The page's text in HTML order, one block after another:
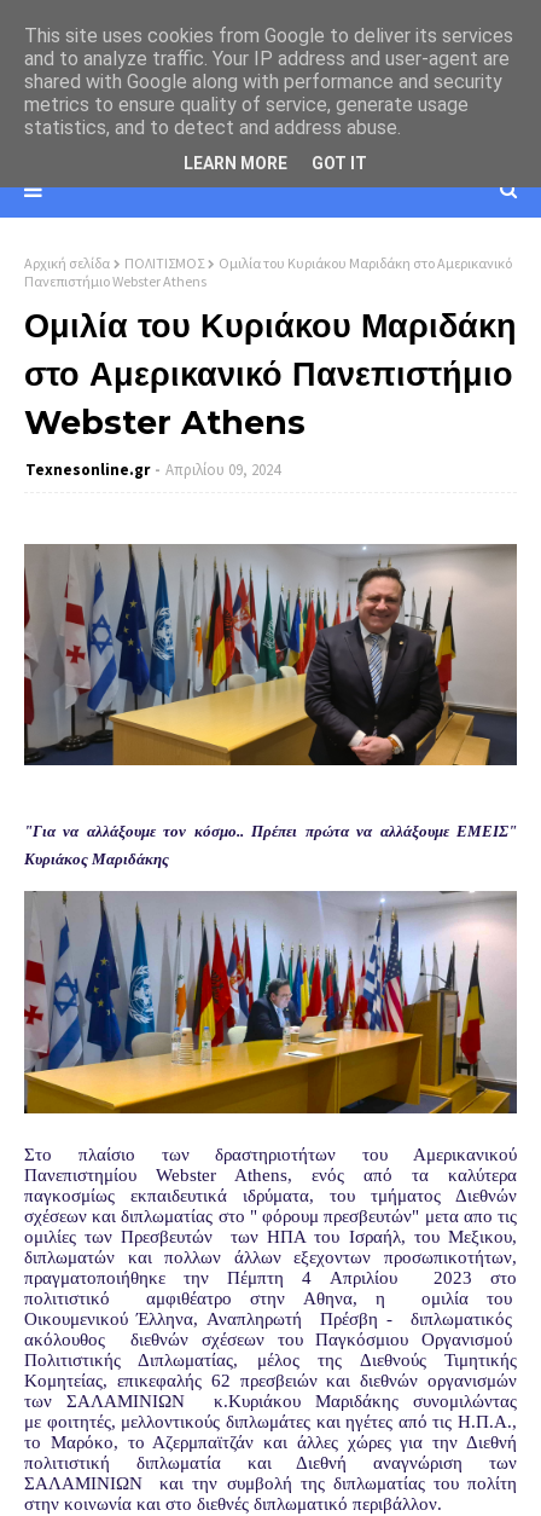
Αρχική σελίδα ΠΟΛΙΤΙΣΜΟΣ
Ομιλία του Κυριάκου Μαριδάκη στο Αμερικανικό
Πανεπιστήμιο Webster Athens
Ομιλία του Κυριάκου Μαριδάκη
στο Αμερικανικό Πανεπιστήμιο
Webster Athens
Texnesοnline.gr Απριλίου 09, 2024
"Για να αλλάξουμε τον κόσμο.. Πρέπει πρώτα να αλλάξουμε ΕΜΕΙΣ"
Κυριάκος Μαριδάκης
Στο πλαίσιο των δραστηριοτήτων του Αμερικανικού
Πανεπιστημίου Webster Athens, ενός από τα καλύτερα
παγκοσμίως εκπαιδευτικά ιδρύματα, του τμήματος Διεθνών
σχέσεων και διπλωματίας στο " φόρουμ πρεσβευτών" μετα απο τις
ομιλίες των Πρεσβευτών των ΗΠΑ του Ισραήλ, του Μεξικου,
διπλωματών και πολλων άλλων εξεχοντων προσωπικοτήτων,
πραγματοποιήθηκε την Πέμπτη 4 Απριλίου 2023 στο
πολιτιστικό αμφιθέατρο στην Αθηνα, η ομιλία του
Οικουμενικού Έλληνα, Αναπληρωτή Πρέσβη - διπλωματικός
ακόλουθος διεθνών σχέσεων του Παγκόσμιου Οργανισμού
Πολιτιστικής Διπλωματίας, μέλος της Διεθνούς Τιμητικής
Κομητείας, επικεφαλής 62 πρεσβειών και διεθνών οργανισμών
των ΣΑΛΑΜΙΝΙΩΝ κ.Κυριάκου Μαριδάκης συνομιλώντας
με φοιτητές, μελλοντικούς διπλωμάτες και ηγέτες από τις Η.Π.Α.,
το Μαρόκο, το Αζερμπαϊτζάν και άλλες χώρες για την Διεθνή
πολιτιστική διπλωματία και Διεθνή αναγνώριση των
ΣΑΛΑΜΙΝΙΩΝ και την συμβολή της διπλωματίας του πολίτη
στην κοινωνία και στο διεθνές διπλωματικό περιβάλλον.
This site uses cookies from Google to deliver its services
and to analyze traffic. Your IP address and user-agent are
shared with Google along with performance and security
metrics to ensure quality of service, generate usage
statistics, and to detect and address abuse.
LEARN MORE GOT IT